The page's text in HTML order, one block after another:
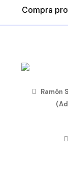
Compra
Ramón